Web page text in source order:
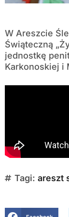
W Areszcie
Świąteczną
jednostkę
Karkonoskiej i
Tagi: areszt